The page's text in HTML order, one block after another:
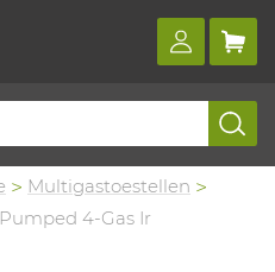
Multigastoestellen
4-Gas Ir